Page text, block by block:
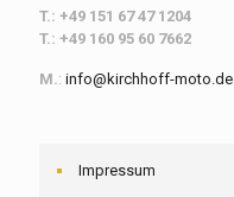
T.: +49 151 67 47 1204
T.: +49 160 95 60 7662
M.: info@kirchhoff-moto.de
Impressum